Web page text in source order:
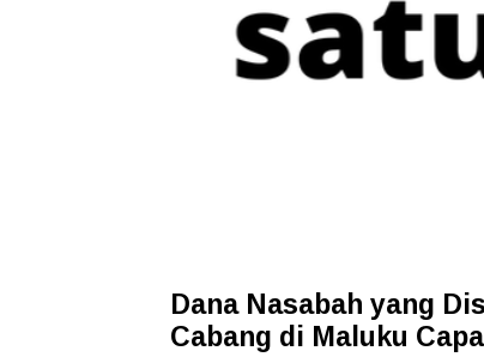
Dana Nasabah yang
Cabang di Maluku